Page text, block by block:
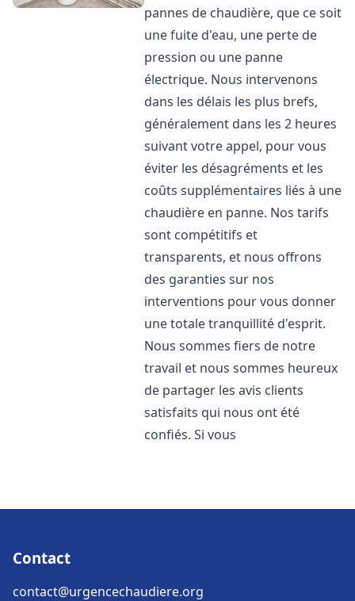
pannes de chaudière, que ce soit
une fuite d'eau, une perte de
pression ou une panne
électrique. Nous intervenons
dans les délais les plus brefs,
généralement dans les 2 heures
suivant votre appel, pour vous
éviter les désagréments et les
coûts supplémentaires liés à une
chaudière en panne. Nos tarifs
sont compétitifs et
transparents, et nous offrons
des garanties sur nos
interventions pour vous donner
une totale tranquillité d'esprit.
Nous sommes fiers de notre
travail et nous sommes heureux
de partager les avis clients
satisfaits qui nous ont été
confiés. Si vous
Contact
contact@urgencechaudiere.org